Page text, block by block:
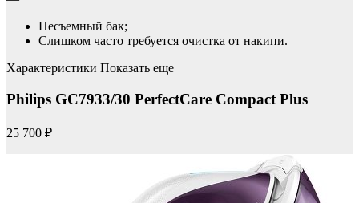
Несъемный бак;
Слишком часто требуется очистка от накипи.
Характеристики Показать еще
Philips GC7933/30 PerfectCare Compact Plus
25 700 ₽